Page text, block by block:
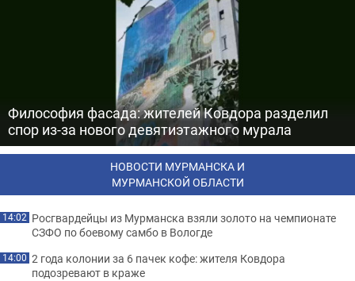
Философия фасада: жителей Ковдора разделил
спор из-за нового девятиэтажного мурала
НОВОСТИ МУРМАНСКА И
МУРМАНСКОЙ ОБЛАСТИ
14:02 Росгвардейцы из Мурманска взяли золото на чемпионате
СЗФО по боевому самбо в Вологде
14:00 2 года колонии за 6 пачек кофе: жителя Ковдора
подозревают в краже